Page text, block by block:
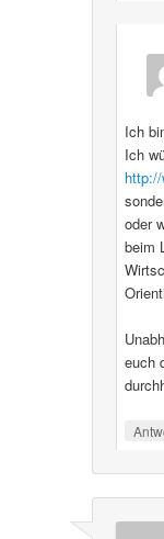
Ich
Ich
oder
beim
euch